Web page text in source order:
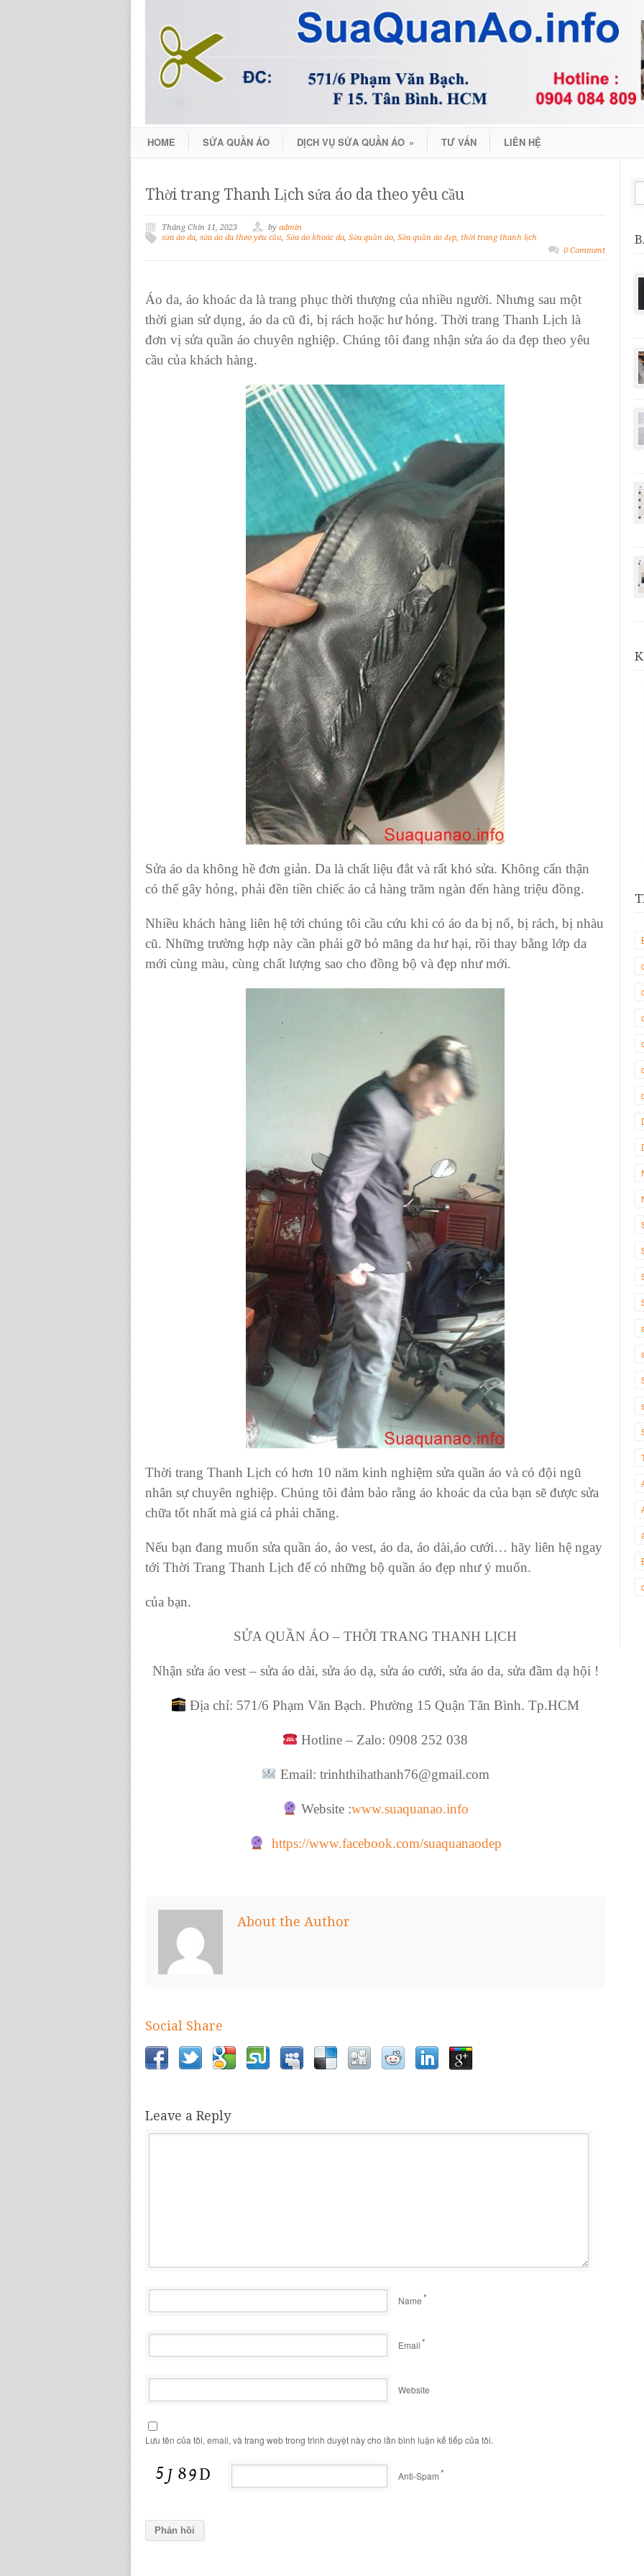
HOME SỬA QUẦN ÁO DỊCH VỤ SỬA QUẦN ÁO » TƯ VẤN LIÊN HỆ
Thời trang Thanh Lịch sửa áo da theo yêu cầu
Tháng Chín 11, 2023 by admin
sửa áo da, sửa áo da theo yêu cầu, Sửa áo khoác da, Sửa quần áo, Sửa quần áo đẹp, thời trang thanh lịch
0 Comment
Áo da, áo khoác da là trang phục thời thượng của nhiều người. Nhưng sau một
thời gian sử dụng, áo da cũ đi, bị rách hoặc hư hỏng. Thời trang Thanh Lịch là
đơn vị sửa quần áo chuyên nghiệp. Chúng tôi đang nhận sửa áo da đẹp theo yêu
cầu của khách hàng.
Sửa áo da không hề đơn giản. Da là chất liệu đắt và rất khó sửa. Không cẩn thận
có thể gây hỏng, phải đền tiền chiếc áo cả hàng trăm ngàn đến hàng triệu đồng.
Nhiều khách hàng liên hệ tới chúng tôi cầu cứu khi có áo da bị nổ, bị rách, bị nhàu
cũ. Những trường hợp này cần phải gỡ bỏ mãng da hư hại, rồi thay bằng lớp da
mới cùng màu, cùng chất lượng sao cho đồng bộ và đẹp như mới.
Thời trang Thanh Lịch có hơn 10 năm kinh nghiệm sửa quần áo và có đội ngũ
nhân sự chuyên nghiệp. Chúng tôi đảm bảo rằng áo khoác da của bạn sẽ được sửa
chữa tốt nhất mà giá cả phải chăng.
Nếu bạn đang muốn sửa quần áo, áo vest, áo da, áo dài,áo cưới… hãy liên hệ ngay
tới Thời Trang Thanh Lịch để có những bộ quần áo đẹp như ý muốn.
của bạn.
SỬA QUẦN ÁO – THỜI TRANG THANH LỊCH
Nhận sửa áo vest – sửa áo dài, sửa áo dạ, sửa áo cưới, sửa áo da, sửa đầm dạ hội !
Địa chỉ: 571/6 Phạm Văn Bạch. Phường 15 Quận Tân Bình. Tp.HCM
Hotline – Zalo: 0908 252 038
Email: trinhthihathanh76@gmail.com
Website :www.suaquanao.info
https://www.facebook.com/suaquanaodep
About the Author
Social Share
Leave a Reply
Name*
Email*
Website
Lưu tên của tôi, email, và trang web trong trình duyệt này cho lần bình luận kế tiếp của tôi.
Anti-Spam*